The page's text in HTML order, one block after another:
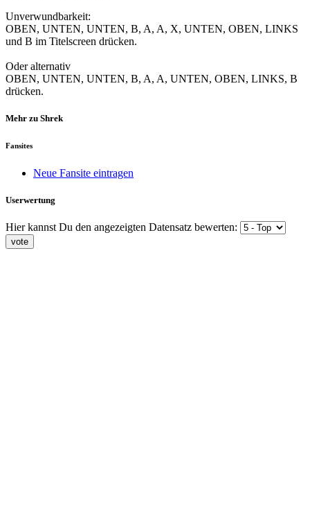
Unverwundbarkeit:
OBEN, UNTEN, UNTEN, B, A, A, X, UNTEN, OBEN, LINKS
und B im Titelscreen drücken.
Oder alternativ
OBEN, UNTEN, UNTEN, B, A, A, UNTEN, OBEN, LINKS, B
drücken.
Mehr zu Shrek
Fansites
Neue Fansite eintragen
Userwertung
Hier kannst Du den angezeigten Datensatz bewerten: